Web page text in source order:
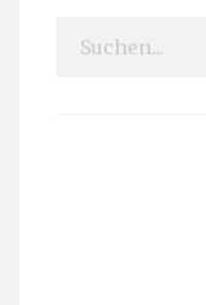
Search